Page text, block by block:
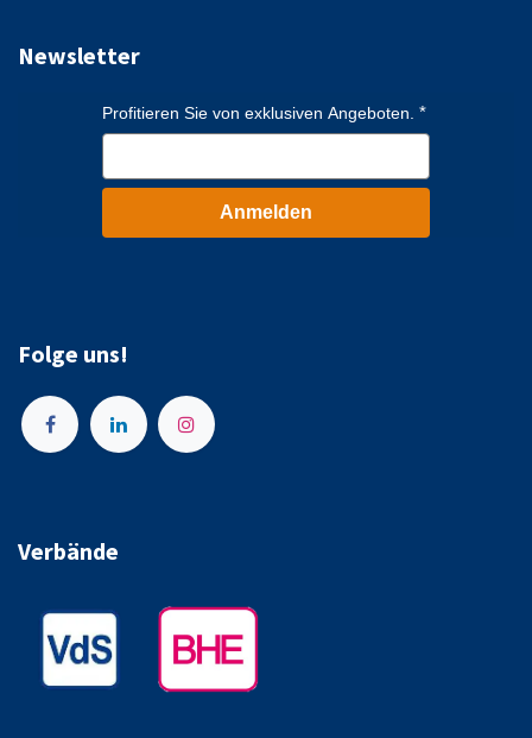
Newsletter
Profitieren Sie von exklusiven Angeboten.
Anmelden
Folge uns!
Verbände